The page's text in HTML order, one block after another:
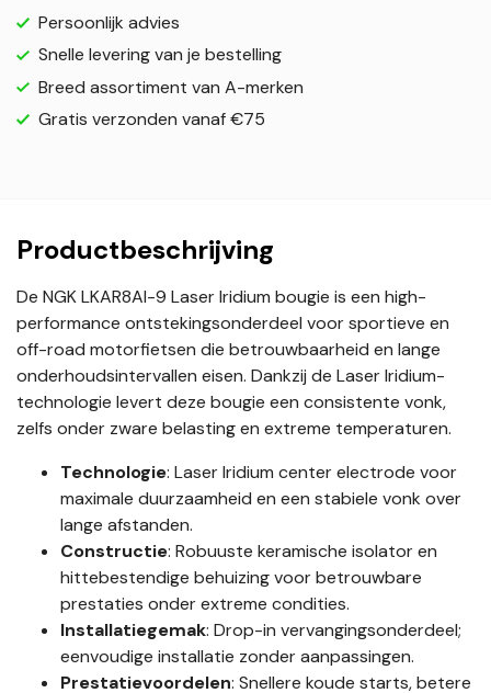
Persoonlijk advies
Snelle levering van je bestelling
Breed assortiment van A-merken
Gratis verzonden vanaf €75
Productbeschrijving
De NGK LKAR8AI-9 Laser Iridium bougie is een high-
performance ontstekingsonderdeel voor sportieve en
off-road motorfietsen die betrouwbaarheid en lange
onderhoudsintervallen eisen. Dankzij de Laser Iridium-
technologie levert deze bougie een consistente vonk,
zelfs onder zware belasting en extreme temperaturen.
Technologie: Laser Iridium center electrode voor
maximale duurzaamheid en een stabiele vonk over
lange afstanden.
Constructie: Robuuste keramische isolator en
hittebestendige behuizing voor betrouwbare
prestaties onder extreme condities.
Installatiegemak: Drop-in vervangingsonderdeel;
eenvoudige installatie zonder aanpassingen.
Prestatievoordelen: Snellere koude starts, betere